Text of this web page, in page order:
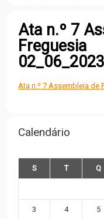
Ata n.º 7
Freguesia
Ata n.º 7 Assembleia de
Calendário
S
T Q
3 4 5